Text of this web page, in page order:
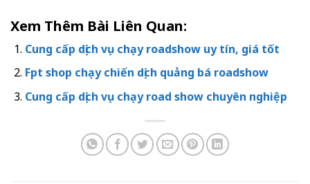
Xem Thêm Bài Liên Quan:
Cung cấp dịch vụ chạy roadshow uy tín, giá tốt
Fpt shop chạy chiến dịch quảng bá roadshow
Cung cấp dịch vụ chạy road show chuyên nghiệp